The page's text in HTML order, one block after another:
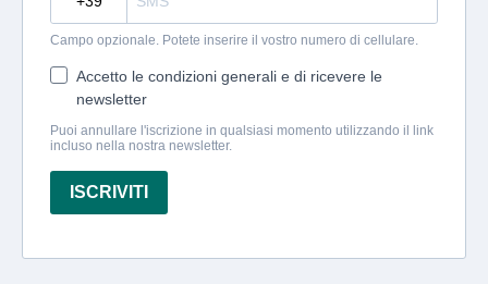
Campo opzionale. Potete inserire il vostro numero di cellulare.
Accetto le condizioni generali e di ricevere le
newsletter
Puoi annullare l'iscrizione in qualsiasi momento utilizzando il link
incluso nella nostra newsletter.
ISCRIVITI